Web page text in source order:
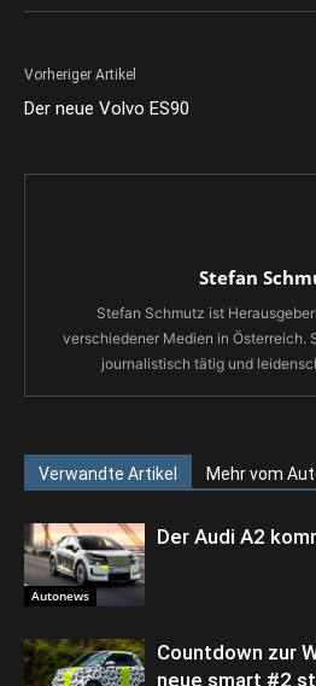
Vorheriger Artikel
Der neue Volvo ES90
Stefan
Stefan Schmutz ist
verschiedener Medien in Österreich.
journalistisch tätig und
Verwandte Artikel Mehr vom
Autonews
Der Audi A2
Countdown zur
neue smart #2